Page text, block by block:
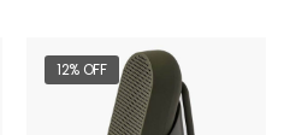
12% OFF